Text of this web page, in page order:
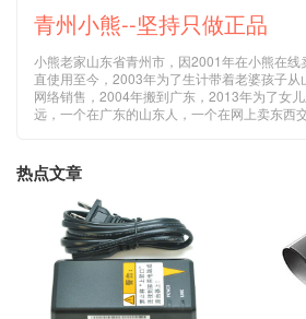
青州小熊--坚持只做正品
小熊老家山东省青州市，因2001年在小熊在
直使用至今，2003年为了生计带着老婆孩子
网络销售，2004年搬到广东，2013年为了女
远，一个在广东的山东人，一个在网上卖东西
热点文章